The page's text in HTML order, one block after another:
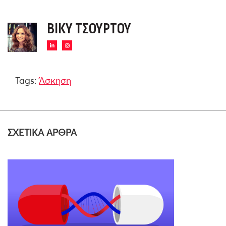
ΒΊΚΥ ΤΣΟΎΡΤΟΥ
Tags:Άσκηση
ΣΧΕΤΙΚΑ ΑΡΘΡΑ